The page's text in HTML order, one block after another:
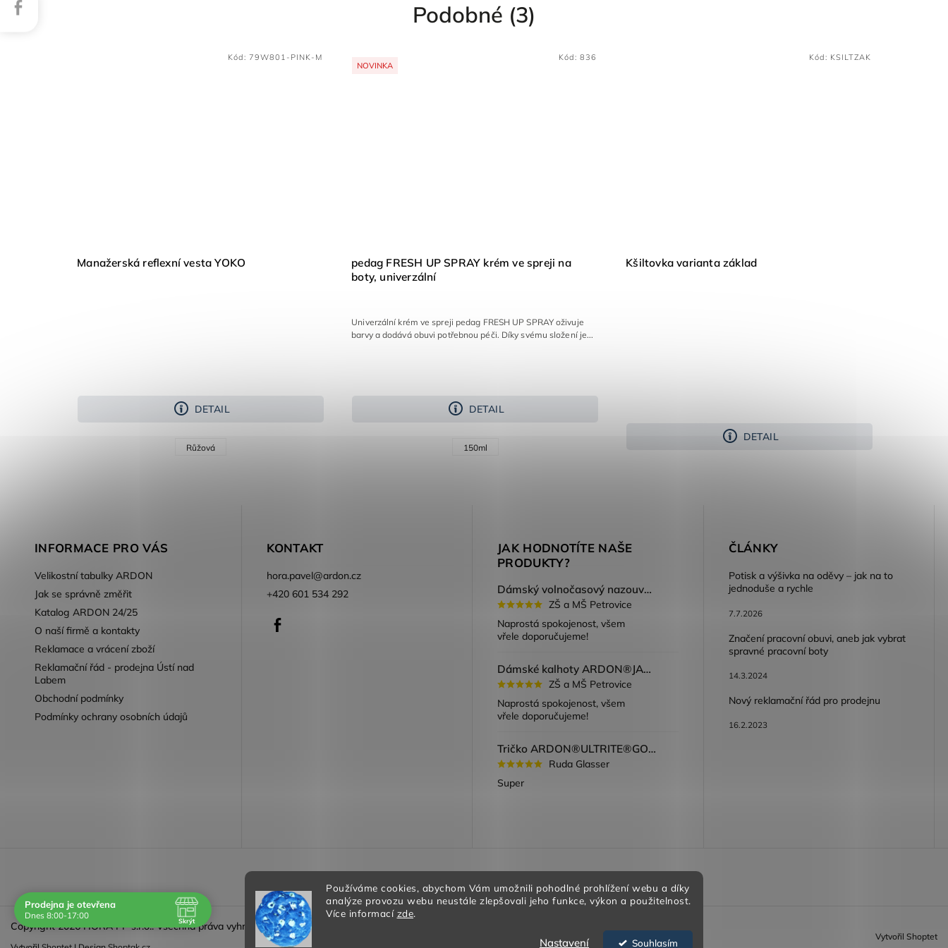
Používáme cookies, abychom Vám umožnili pohodlné prohlížení webu a díky
analýze provozu webu neustále zlepšovali jeho funkce, výkon a použitelnost.
Více informací zde.
Souhlasím
Nastavení
Podobné (3)
Manažerská reflexní vesta YOKO
DETAIL
Růžová
Kód:79W801-PINK-M
NOVINKA
pedag FRESH UP SPRAY krém ve spreji na
boty, univerzální
DETAIL
Univerzální krém ve spreji pedag FRESH UP SPRAY oživuje
barvy a dodává obuvi potřebnou péči. Díky svému složení je...
150ml
Kód:836
Kšiltovka varianta základ
DETAIL
Kód: KSILTZAK
INFORMACE PRO VÁS
Velikostní tabulky ARDON
Jak se správně změřit
Katalog ARDON 24/25
O naší firmě a kontakty
Reklamace a vrácení zboží
Reklamační řád - prodejna Ústí nad
Labem
Obchodní podmínky
Podmínky ochrany osobních údajů
KONTAKT
hora.pavel@ardon.cz
+420 601 534 292
JAK HODNOTÍTE NAŠE
PRODUKTY?
Dámský volnočasový nazouvák ARDON®JUNO - růžová
ZŠ a MŠ Petrovice
Naprostá spokojenost, všem
vřele doporučujeme!
Dámské kalhoty ARDON®JASVENA šedá
ZŠ a MŠ Petrovice
Naprostá spokojenost, všem
vřele doporučujeme!
Tričko ARDON®ULTRITE®GO! dámské růžová
Ruda Glasser
Super
ČLÁNKY
Potisk a výšivka na oděvy – jak na to
jednoduše a rychle
7.7.2026
Značení pracovní obuvi, aneb jak vybrat
spravné pracovní boty
14.3.2024
Nový reklamační řád pro prodejnu
16.2.2023
Vytvořil Shoptet
Copyright 2026HORA PP s.r.o.. Všechna práva vyhrazena.
Prodejna je otevřena
Dnes 8:00-17:00
Skrýt